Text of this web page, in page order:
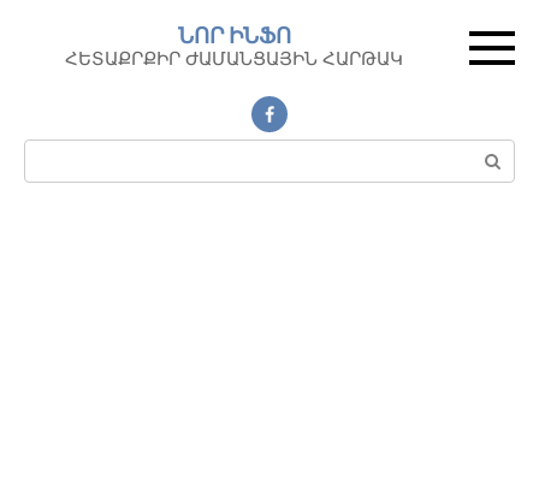
контенту
ՆՈՐ ԻՆՖՈ
ՀԵՏԱՔՐՔԻՐ ԺԱՄԱՆՑԱՅԻՆ ՀԱՐԹԱԿ
Поиск: